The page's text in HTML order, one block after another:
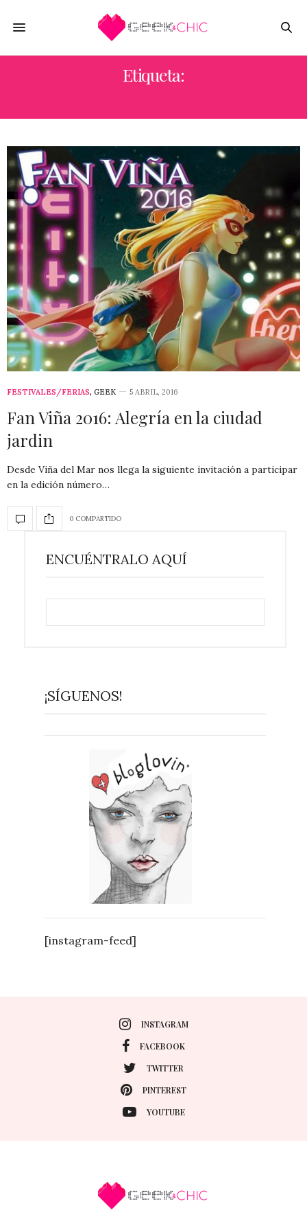
Etiqueta:
FESTIVALES/FERIAS, GEEK 5 ABRIL, 2016
Fan Viña 2016: Alegría en la ciudad
jardin
Desde Viña del Mar nos llega la siguiente invitación a participar
en la edición número…
0 COMPARTIDO
ENCUÉNTRALO AQUÍ
¡SÍGUENOS!
[instagram-feed]
INSTAGRAM
FACEBOOK
TWITTER
PINTEREST
YOUTUBE